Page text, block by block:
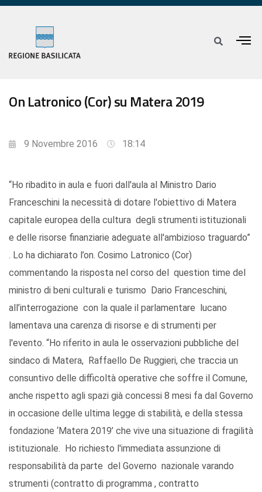
On Latronico (Cor) su Matera 2019
9 Novembre 2016 18:14
“Ho ribadito in aula e fuori dall'aula al Ministro Dario
Franceschini la necessità di dotare l'obiettivo di Matera
capitale europea della cultura degli strumenti istituzionali
e delle risorse finanziarie adeguate all'ambizioso traguardo”
. Lo ha dichiarato l’on. Cosimo Latronico (Cor)
commentando la risposta nel corso del question time del
ministro di beni culturali e turismo Dario Franceschini,
all’interrogazione con la quale il parlamentare lucano
lamentava una carenza di risorse e di strumenti per
l'evento. “Ho riferito in aula le osservazioni pubbliche del
sindaco di Matera, Raffaello De Ruggieri, che traccia un
consuntivo delle difficoltà operative che soffre il Comune,
anche rispetto agli spazi già concessi 8 mesi fa dal Governo
in occasione delle ultima legge di stabilità, e della stessa
fondazione ‘Matera 2019’ che vive una situazione di fragilità
istituzionale. Ho richiesto l'immediata assunzione di
responsabilità da parte del Governo nazionale varando
strumenti (contratto di programma , contratto